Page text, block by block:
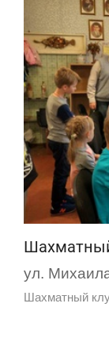
ул.
Шахматный